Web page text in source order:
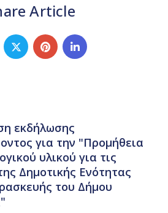
Article
εκδήλωσης
για την "Προμήθεια
υλικού για τις
Δημοτικής Ενότητας
του Δήμου